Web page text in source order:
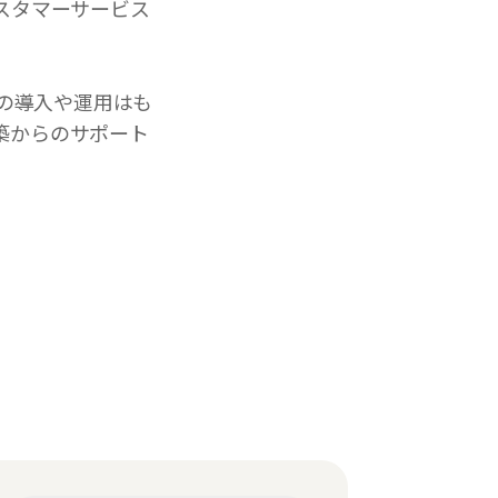
タマーサービス
導入や運用はも
からのサポート